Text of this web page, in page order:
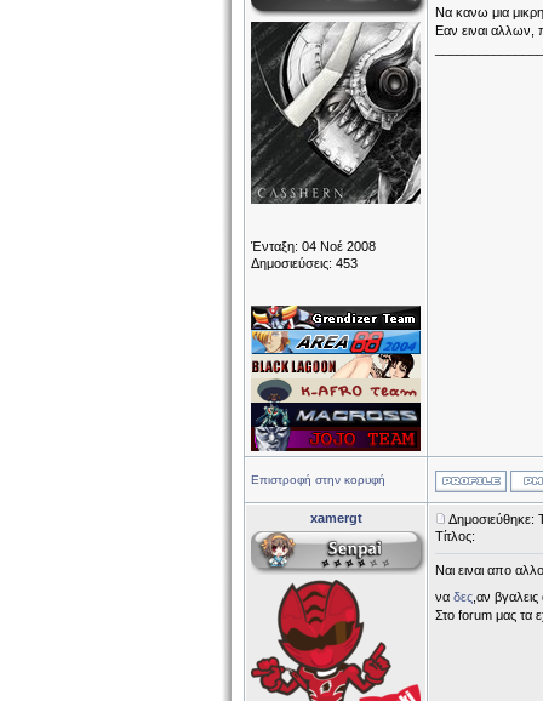
Ένταξη: 04 Νοέ 2008
Δημοσιεύσεις: 453
Να κανω μια
Εαν ειναι αλλων,
Επιστροφή στην κορυφή
xamergt
Δημοσιεύθηκε:
Τίτλος:
Ναι ειναι απο
να δες ,αν
Στο forum μας τα